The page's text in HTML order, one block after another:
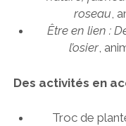
roseau,
Être en lien :
l’osier,
Des activités en
Troc de